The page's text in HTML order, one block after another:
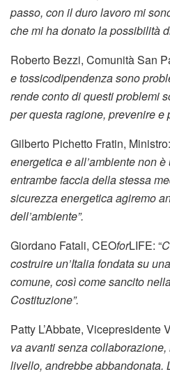
passo, con il duro lavoro mi
che mi ha donato la possibilità
Roberto Bezzi, Comunità San
e tossicodipendenza sono
rende conto di questi problemi
per questa ragione, prevenire e
Gilberto Pichetto Fratin, Ministro:
energetica e all’ambiente non
entrambe faccia della stessa
sicurezza energetica agiremo
dell’ambiente”.
Giordano Fatali, CEOforLIFE: “
costruire un’Italia fondata su
comune, così come sancito
Costituzione”.
Patty L’Abbate, Vicepresidente
va avanti senza
livello, andrebbe abbandonata.